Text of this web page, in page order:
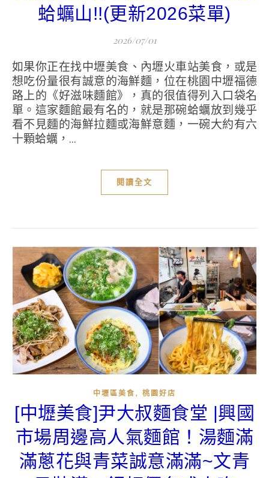
蛤蠣山!!(更新2026菜單)
2026/07/01
如果你正在找中壢美食、內壢火車站美食，或是
想吃份量很有誠意的海鮮麵，位在桃園中壢福德
路上的《好滋味麵館》，真的很值得列入口袋名
單。這家麵館最有名的，就是那碗蛤蠣放到幾乎
看不見麵的海鮮拉麵或海鮮意麵，一碗大約有六
十顆蛤蠣，...
閱讀全文
中壢區美食 , 桃園好店
[中壢美食]尹大叔麵食堂 |興國
市場周邊高人氣麵館！湯麵滿
滿蔥花與青菜誠意滿滿~文青